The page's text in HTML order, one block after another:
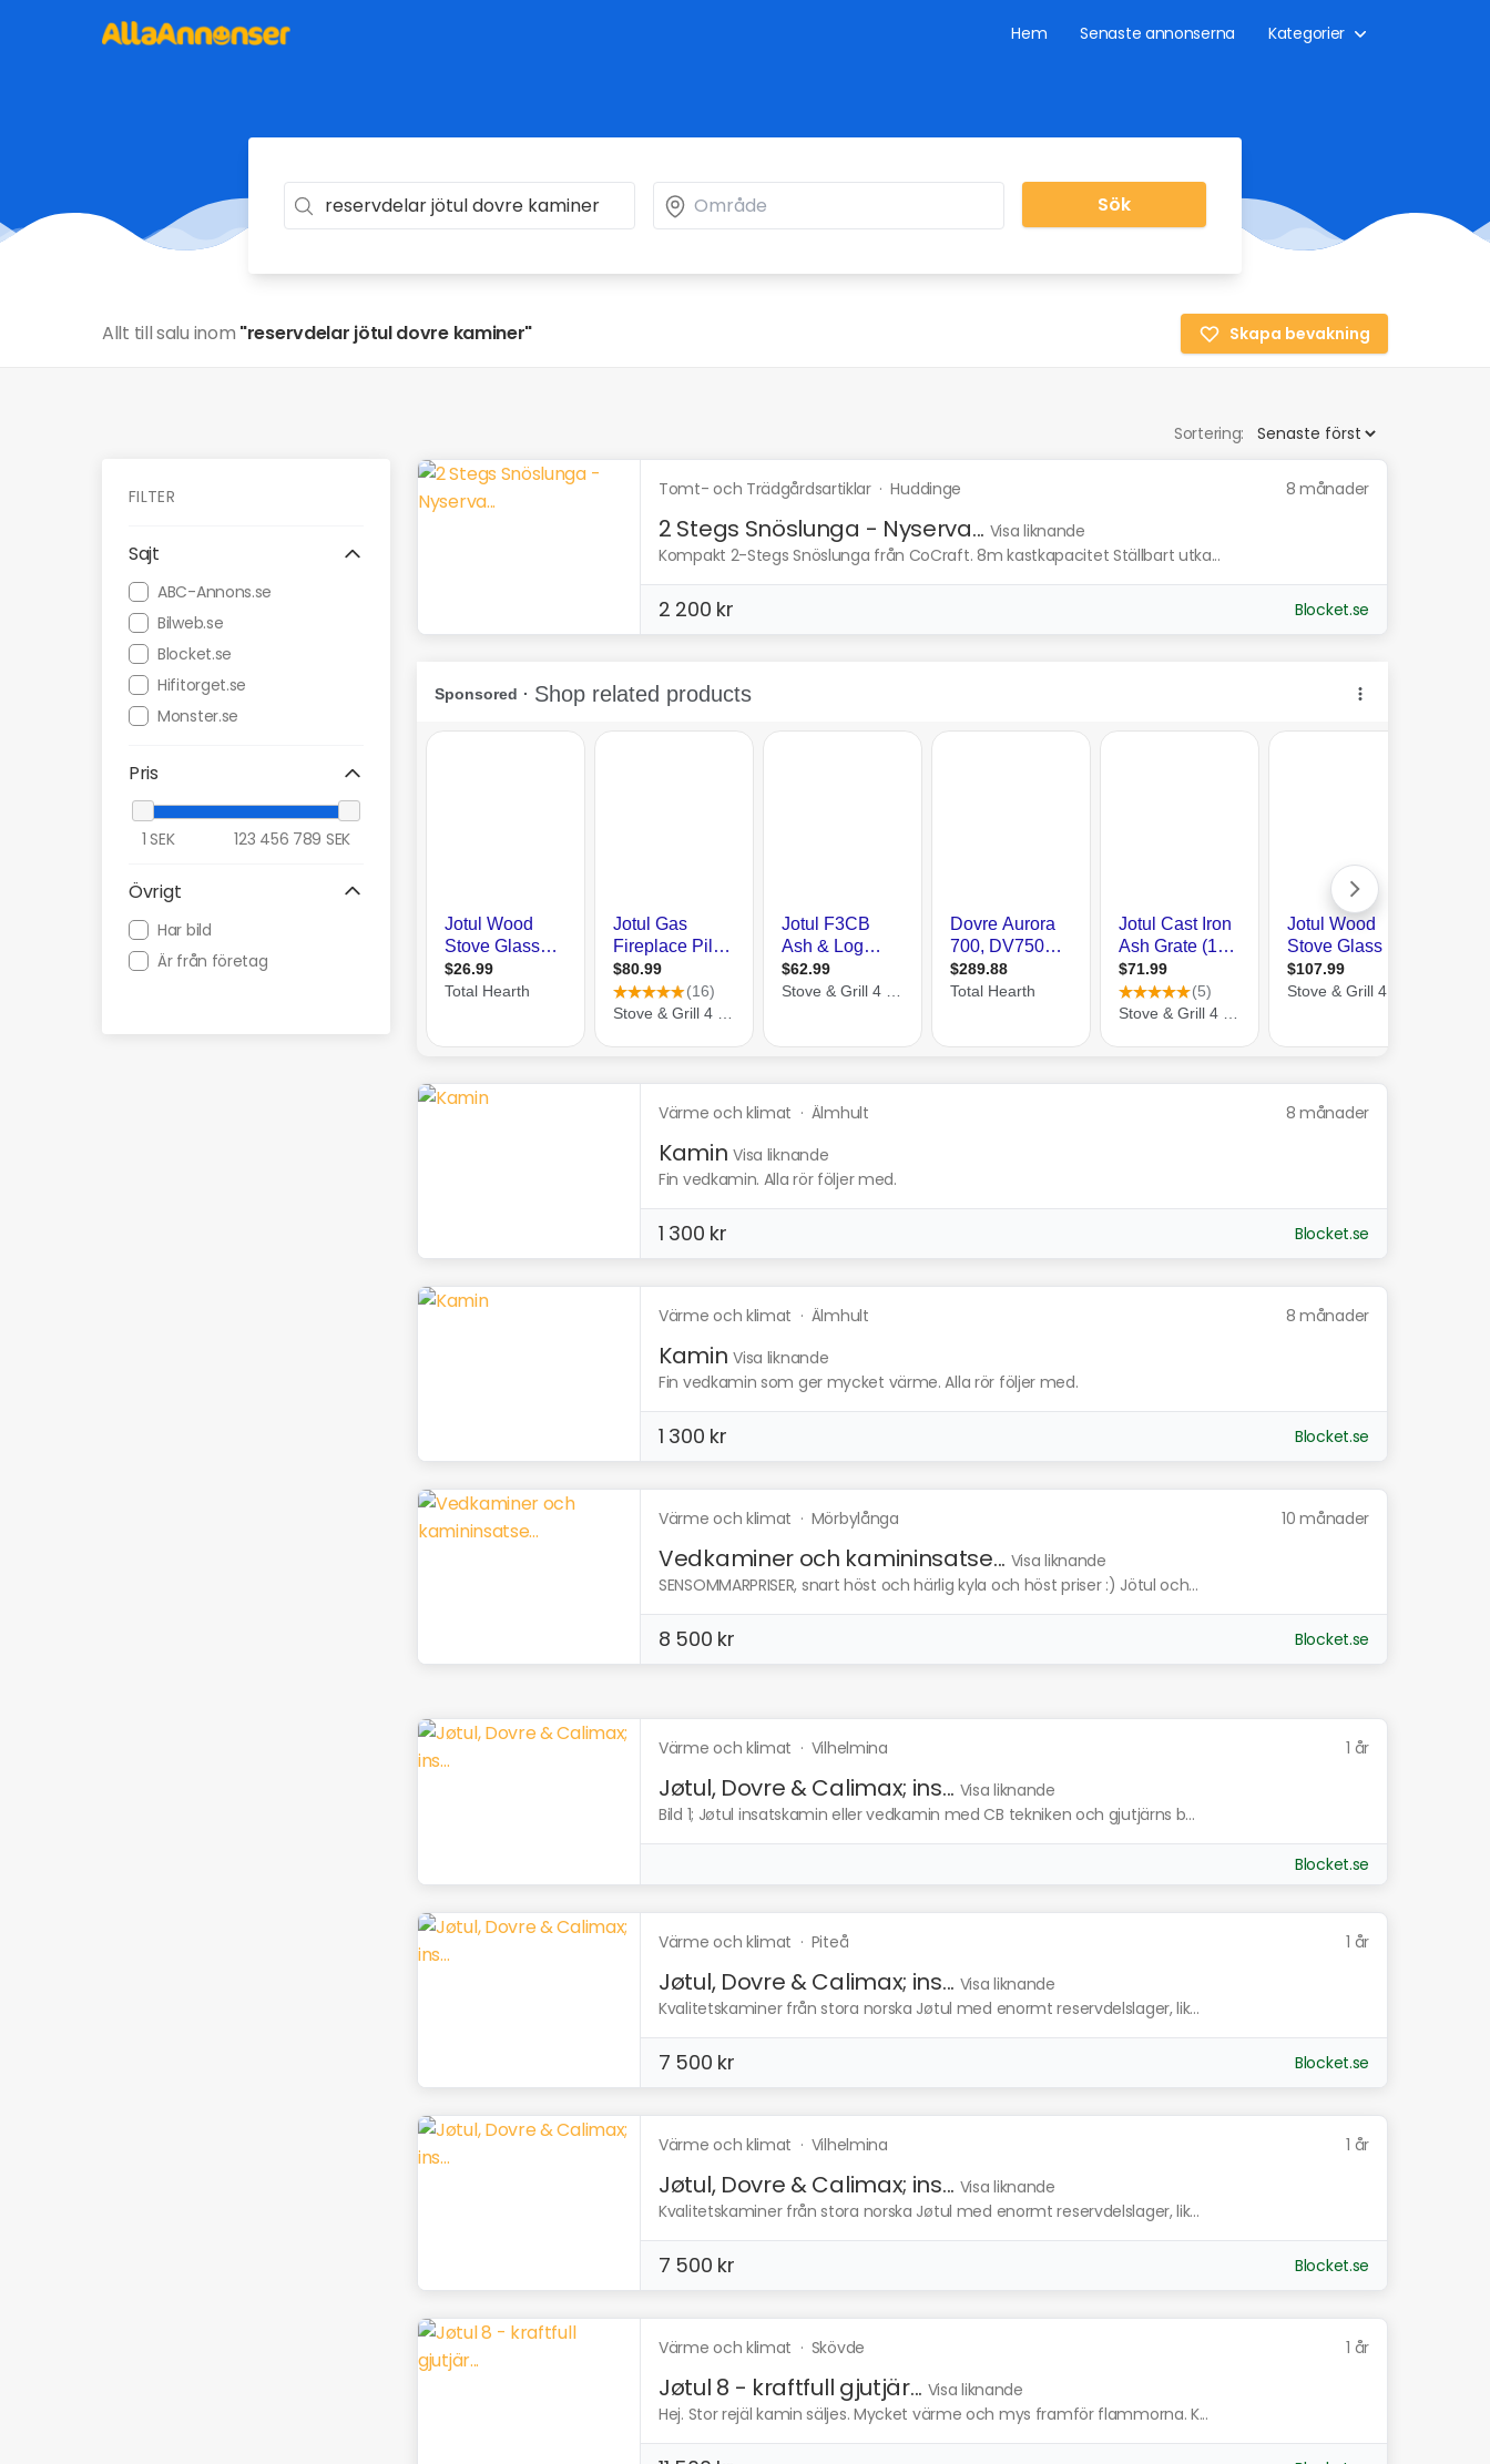
Hem Senaste annonserna Kategorier
Sök
Allt till salu inom "reservdelar jötul dovre kaminer" Skapa bevakning
Sortering:
FILTER
Sajt
ABC-Annons.se
Bilweb.se
Blocket.se
Hifitorget.se
Monster.se
Pris
1 SEK 123 456 789 SEK
Övrigt
Har bild
Är från företag
Tomt- och Trädgårdsartiklar·Huddinge 8 månader
2 Stegs Snöslunga - Nyserva... Visa liknande
Kompakt 2-Stegs Snöslunga från CoCraft. 8m kastkapacitet Ställbart utka...
2 200 kr Blocket.se
Värme och klimat · Älmhult 8 månader
Kamin Visa liknande
Fin vedkamin. Alla rör följer med.
1 300 kr Blocket.se
Värme och klimat · Älmhult 8 månader
Kamin Visa liknande
Fin vedkamin som ger mycket värme. Alla rör följer med.
1 300 kr Blocket.se
Värme och klimat · Mörbylånga 10 månader
Vedkaminer och kamininsatse... Visa liknande
SENSOMMARPRISER, snart höst och härlig kyla och höst priser :) Jötul och...
8 500 kr Blocket.se
Värme och klimat · Vilhelmina 1 år
Jøtul, Dovre & Calimax; ins... Visa liknande
Bild 1; Jøtul insatskamin eller vedkamin med CB tekniken och gjutjärns b...
Blocket.se
Värme och klimat · Piteå 1 år
Jøtul, Dovre & Calimax; ins... Visa liknande
Kvalitetskaminer från stora norska Jøtul med enormt reservdelslager, lik...
7 500 kr Blocket.se
Värme och klimat · Vilhelmina 1 år
Jøtul, Dovre & Calimax; ins... Visa liknande
Kvalitetskaminer från stora norska Jøtul med enormt reservdelslager, lik...
7 500 kr Blocket.se
Värme och klimat · Skövde 1 år
Jøtul 8 - kraftfull gjutjär... Visa liknande
Hej. Stor rejäl kamin säljes. Mycket värme och mys framför flammorna. K...